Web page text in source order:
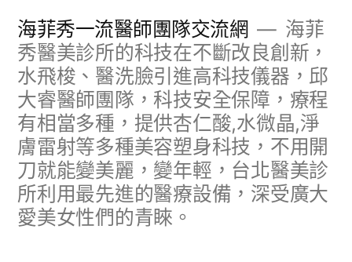
海菲秀一流醫師團隊交流網
海菲
秀醫美診所的科技在不斷改良創新，
水飛梭、醫洗臉引進高科技儀器，邱
大睿醫師團隊，科技安全保障，療程
有相當多種，提供杏仁酸,水微晶,淨
膚雷射等多種美容塑身科技，不用開
刀就能變美麗，變年輕，台北醫美診
所利用最先進的醫療設備，深受廣大
愛美女性們的青睞。